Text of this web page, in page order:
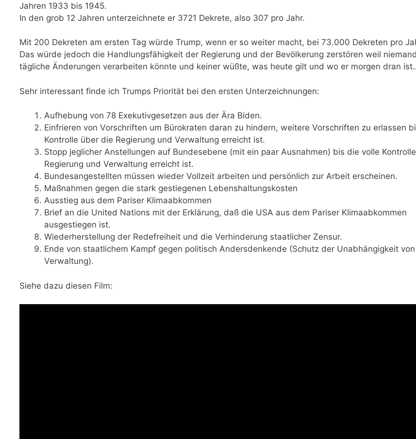
Jahren 1933 bis 1945.
In den grob 12 Jahren unterzeichnete er 3721 Dekrete, also 307 pro Jahr.
Mit 200 Dekreten am ersten Tag würde Trump, wenn er so weiter macht, bei 73.000 Dekreten pro
Das würde jedoch die Handlungsfähigkeit der Regierung und der Bevölkerung zerstören weil
tägliche Änderungen verarbeiten könnte und keiner wüßte, was heute gilt und wo er morgen dran
Sehr interessant finde ich Trumps Priorität bei den ersten Unterzeichnungen:
Aufhebung von 78 Exekutivgesetzen aus der Ära Biden.
Einfrieren von Vorschriften um Bürokraten daran zu hindern, weitere Vorschriften zu erlassen
Kontrolle über die Regierung und Verwaltung erreicht ist.
Stopp jeglicher Anstellungen auf Bundesebene (mit ein paar Ausnahmen) bis die volle
Regierung und Verwaltung erreicht ist.
Bundesangestellten müssen wieder Vollzeit arbeiten und persönlich zur Arbeit erscheinen.
Maßnahmen gegen die stark gestiegenen Lebenshaltungskosten
Ausstieg aus dem Pariser Klimaabkommen
Brief an die United Nations mit der Erklärung, daß die USA aus dem Pariser Klimaabkommen
ausgestiegen ist.
Wiederherstellung der Redefreiheit und die Verhinderung staatlicher Zensur.
Ende von staatlichem Kampf gegen politisch Andersdenkende (Schutz der Unabhängigkeit
Verwaltung).
Siehe dazu diesen Film: